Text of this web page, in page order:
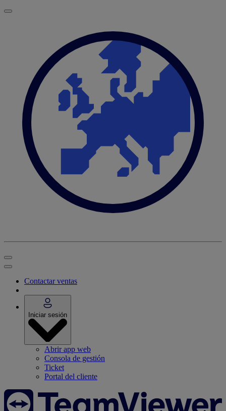
Contactar ventas
Iniciar sesión
Abrir app web
Consola de gestión
Ticket
Portal del cliente